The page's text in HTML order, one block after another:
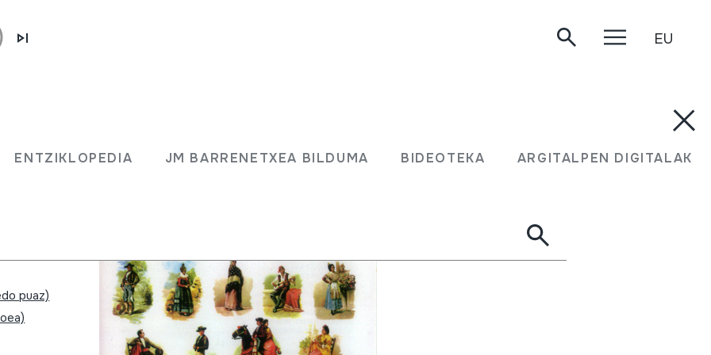
ENTZIKLOPEDIA JM BARRENETXEA BILDUMA BIDEOTEKA ARGITALPEN DIGITALAK
EU
puaz)